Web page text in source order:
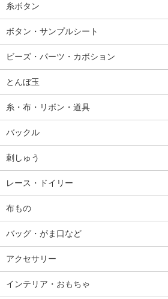
糸ボタン
ボタン・サンプルシート
ビーズ・パーツ・カボション
とんぼ玉
糸・布・リボン・道具
バックル
刺しゅう
レース・ドイリー
布もの
バッグ・がま口など
アクセサリー
インテリア・おもちゃ